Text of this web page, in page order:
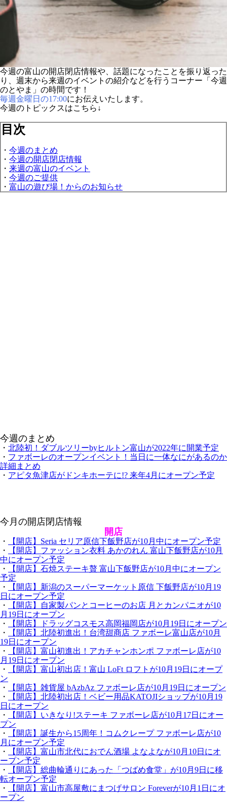
今週の富山の開店閉店情報や、話題になったことを振り返った
り、週末から来週のイベントの紹介などを行うコーナー「今週
のとやま」の時間です！
毎週金曜日の17:00にお伝えいたします。
今週のトピックスはこちら↓
目次
・ 今週のまとめ
・ 今週の開店閉店情報
・ 来週の富山のイベント
・ 今週のご提供
・ 富山の遊び場！からのお知らせ
今週のまとめ
・ 北陸初！ダブルツリーbyヒルトン富山が2022年に開業予定
・ ファボーレのオープンイベント！当日に一体なにがあるのか
詳細まとめ
・ アピタ魚津店がドンキホーテに!? 来年4月にオープン予定
今月の開店閉店情報
開店
・
【開店】Seria セリア原信下飯野店が10月中にオープン予定
・
【開店】ファッション衣料 あかのれん 富山下飯野店が10月
中にオープン予定
・
【開店】石焼ステーキ贅 富山下飯野店が10月中にオープン
予定
・
【開店】新潟のスーパーマーケット原信 下飯野店が10月19
日にオープン予定
・
【開店】自家製パンとコーヒーのお店 月とカンパニオが10
月19日にオープン
・
【開店】ドラッグコスモス高岡福岡店が10月19日にオープン
・
【開店】北陸初進出！台湾甜商店 ファボーレ富山店が10月
19日にオープン
・
【開店】富山初進出！アカチャンホンポ ファボーレ店が10
月19日にオープン
・
【開店】富山初出店！富山 LoFt ロフトが10月19日にオープ
ン
・
【開店】雑貨屋 bAzbAz ファボーレ店が10月19日にオープン
・
【開店】北陸初出店！ベビー用品KATOJIショップが10月19
日にオープン
・
【開店】いきなり!ステーキ ファボーレ店が10月17日にオー
プン
・
【開店】誕生から15周年！コムクレープ ファボーレ店が10
月にオープン予定
・
【開店】富山市北代におでん酒場 よなよなが10月10日にオ
ープン予定
・
【開店】総曲輪通りにあった「つばめ食堂」が10月9日に移
転オープン予定
・
【開店】富山市高屋敷にまつげサロン Foreverが10月1日にオ
ープン